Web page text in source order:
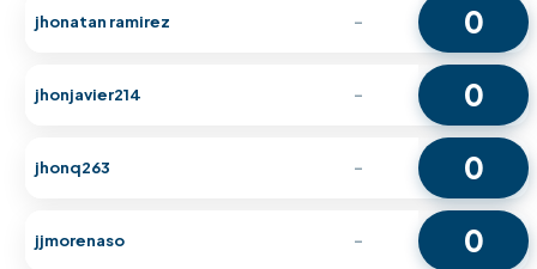
jhonatan ramirez - 0
jhonjavier214 - 0
jhonq263 - 0
jjmorenaso - 0